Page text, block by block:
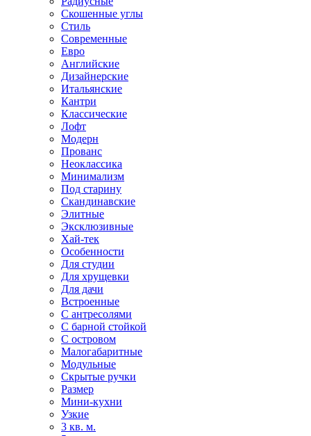
Скошенные углы
Стиль
Современные
Евро
Английские
Дизайнерские
Итальянские
Кантри
Классические
Лофт
Модерн
Прованс
Неоклассика
Минимализм
Под старину
Скандинавские
Элитные
Эксклюзивные
Хай-тек
Особенности
Для студии
Для хрущевки
Для дачи
Встроенные
С антресолями
С барной стойкой
С островом
Малогабаритные
Модульные
Скрытые ручки
Размер
Мини-кухни
Узкие
3 кв. м.